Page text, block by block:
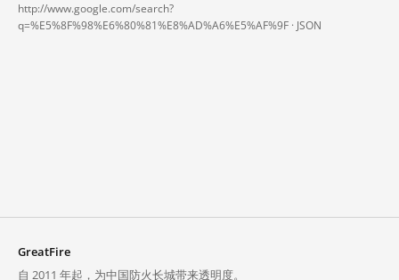
http://www.google.com/search?
q=%E5%8F%98%E6%80%81%E8%AD%A6%E5%AF%9F · JSON
GreatFire
自 2011 年起，为中国防火长城带来透明度。